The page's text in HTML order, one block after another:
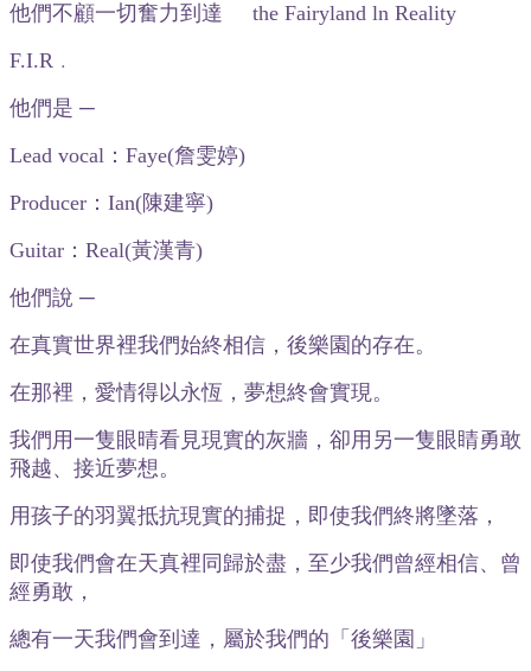
他們不顧一切奮力到達 the Fairyland ln Reality
F.I.R﹒
他們是 ─
Lead vocal：Faye(詹雯婷)
Producer：Ian(陳建寧)
Guitar：Real(黃漢青)
他們說 ─
在真實世界裡我們始終相信，後樂園的存在。
在那裡，愛情得以永恆，夢想終會實現。
我們用一隻眼晴看見現實的灰牆，卻用另一隻眼睛勇敢
飛越、接近夢想。
用孩子的羽翼抵抗現實的捕捉，即使我們終將墜落，
即使我們會在天真裡同歸於盡，至少我們曾經相信、曾
經勇敢，
總有一天我們會到達，屬於我們的「後樂園」